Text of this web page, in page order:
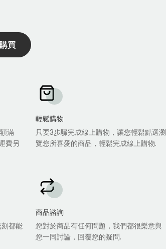
買
滿
費另
輕鬆購物
只要3步驟完成線上購物，讓您輕鬆點選瀏
覽您所喜愛的商品，輕鬆完成線上購物.
都能
商品諮詢
您對於商品有任何問題，我們都很樂意與
您一同討論，回覆您的疑問.